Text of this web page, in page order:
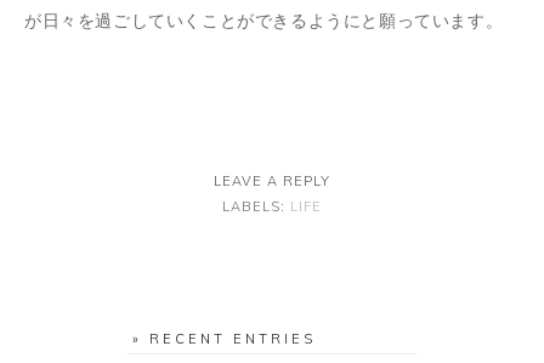
が日々を過ごしていくことができるようにと願っています。
LEAVE A REPLY
LABELS: LIFE
» RECENT ENTRIES